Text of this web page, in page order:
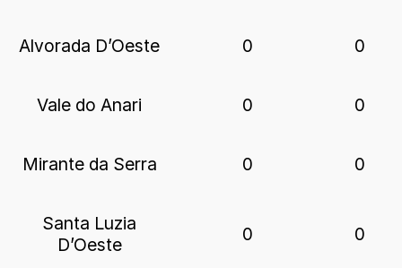
Alvorada D’Oeste 0 0
Vale do Anari 0 0
Mirante da Serra 0 0
Santa Luzia
D’Oeste
0 0